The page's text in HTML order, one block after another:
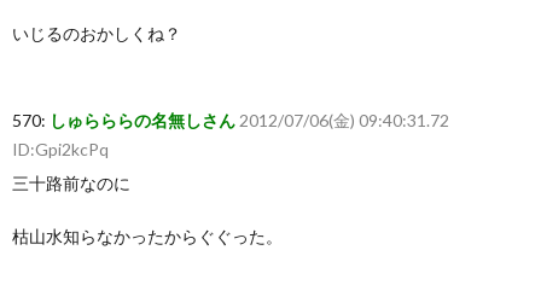
いじるのおかしくね？
570: しゅらららの名無しさん 2012/07/06(金) 09:40:31.72
ID:Gpi2kcPq
三十路前なのに
枯山水知らなかったからぐぐった。